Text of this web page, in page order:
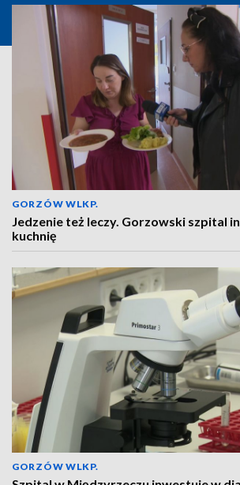
GORZÓW WLKP.
Jedzenie też leczy. Gorzowski szpital
kuchnię
GORZÓW WLKP.